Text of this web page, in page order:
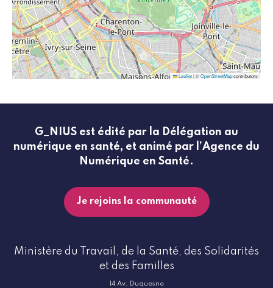
Leaflet|©OpenStreetMapcontributors
G_NIUS est édité par la Délégation au
numérique en santé, et animé par l’Agence du
Numérique en Santé.
Je rejoins la communauté
Ministère du Travail, de la Santé, des Solidarités
et des Familles
14 Av. Duquesne